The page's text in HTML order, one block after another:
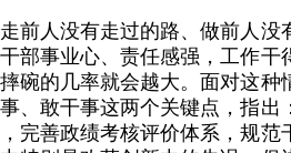
前人没有走过的路、做前人没
部事业心、责任感强，工作干
的几率就会越大。面对这种
、敢干事这两个关键点，指出
完善政绩考核评价体系，规范